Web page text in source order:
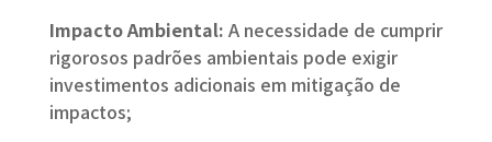
Impacto Ambiental: A necessidade de cumprir
rigorosos padrões ambientais pode exigir
investimentos adicionais em mitigação de
impactos;